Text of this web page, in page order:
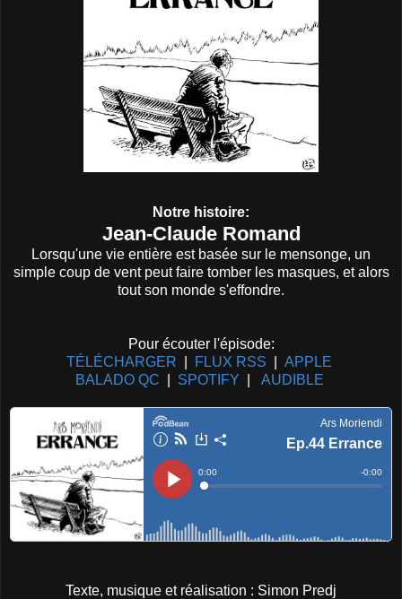
Notre histoire:
Jean-Claude Romand
Lorsqu'une vie entière est basée sur le mensonge, un
simple coup de vent peut faire tomber les masques, et alors
tout son monde s'effondre.
Pour écouter l'épisode:
TÉLÉCHARGER
FLUX RSS
APPLE
BALADO QC
SPOTIFY AUDIBLE
Texte, musique et réalisation : Simon Predj